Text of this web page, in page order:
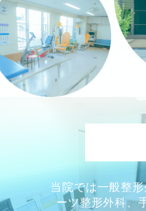
当院では一般整
ーツ整形外科、